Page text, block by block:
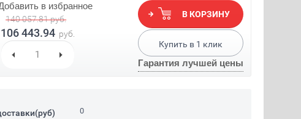
в избранное
140 057.81руб.
106 443.94 руб.
В КОРЗИНУ
Купить в 1 клик
Гарантия лучшей цены
0